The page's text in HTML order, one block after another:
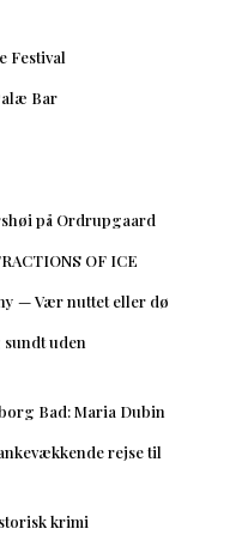
Festival
Bar
på Ordrupgaard
OF ICE
— Vær nuttet eller dø
sundt uden
Bad: Maria Dubin
rejse til
krimi